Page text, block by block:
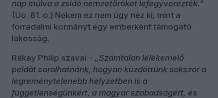
nap múlva a zsidó nemzetőröket lefegyverezték.”
(Uo. 81. o.) Nekem ez nem úgy néz ki, mint a
forradalmi kormányt egy emberként támogató
lakosság.
Rákay Philip szavai – „Számtalan lélekemelő
példát sorolhatnánk, hogyan küzdöttünk sokszor a
legreménytelenebb helyzetben is a
függetlenségünkért, a magyar szabadságért, és